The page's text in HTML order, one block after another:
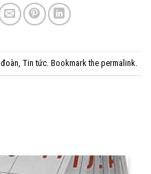
Tin tức . Bookmark the permalink